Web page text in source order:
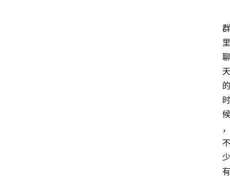
群
里
聊
天
的
时
候
，
不
少
有